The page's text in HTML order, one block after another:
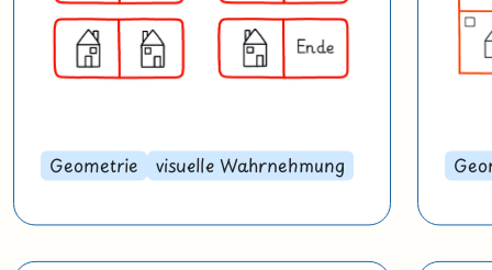
Geometrie visuelle Wahrnehmung